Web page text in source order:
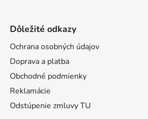
Dôležité odkazy
Ochrana osobných údajov
Doprava a platba
Obchodné podmienky
Reklamácie
Odstúpenie zmluvy TU